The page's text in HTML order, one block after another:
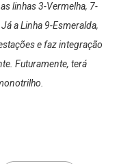
linhas 3-Vermelha, 7-
a Linha 9-Esmeralda,
e faz integração
Futuramente, terá